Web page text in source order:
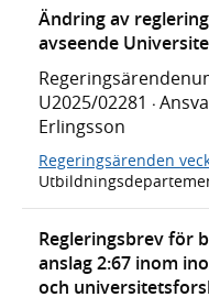
Ändring av
avseende
U2025/02281 ·
Erlingsson
Regeringsärenden
Regleringsbrev för
anslag 2:67 inom
och